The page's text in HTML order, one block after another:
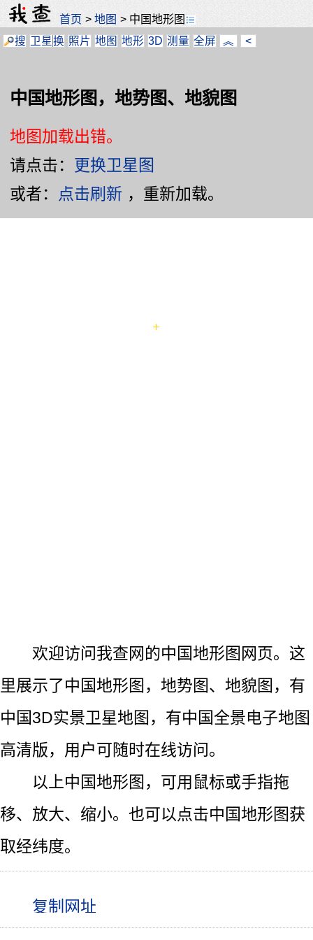
首页 >地图 > 中国地形图
搜 卫星换 照片 地图 地形 3D 测量 全屏 ︽ <
中国地形图，地势图、地貌图
地图加载出错。
请点击： 更换卫星图
或者： 点击刷新 ，重新加载。
欢迎访问我查网的中国地形图网页。这
里展示了中国地形图，地势图、地貌图，有
中国3D实景卫星地图，有中国全景电子地图
高清版，用户可随时在线访问。
以上中国地形图，可用鼠标或手指拖
移、放大、缩小。也可以点击中国地形图获
取经纬度。